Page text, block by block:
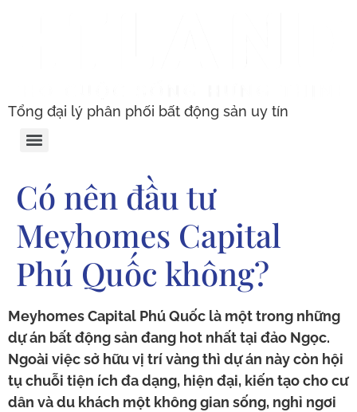
Tổng đại lý phân phối bất động sản uy tín
Có nên đầu tư
Meyhomes Capital
Phú Quốc không?
Meyhomes Capital Phú Quốc là một trong những
dự án bất động sản đang hot nhất tại đảo Ngọc.
Ngoài việc sở hữu vị trí vàng thì dự án này còn hội
tụ chuỗi tiện ích đa dạng, hiện đại, kiến tạo cho cư
dân và du khách một không gian sống, nghỉ ngơi